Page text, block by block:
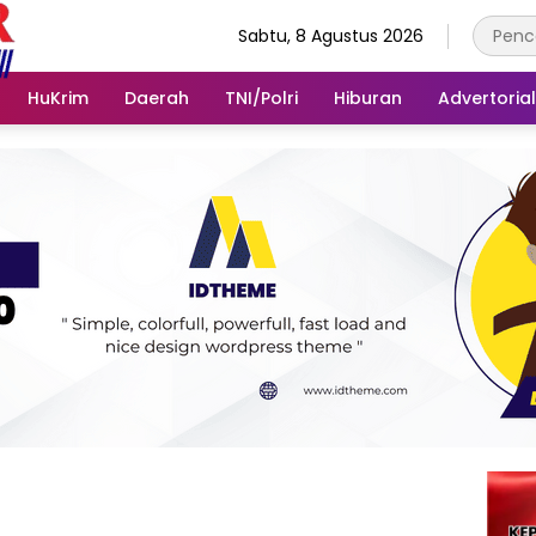
Sabtu, 8 Agustus 2026
HuKrim Daerah TNI/Polri Hiburan Advertorial